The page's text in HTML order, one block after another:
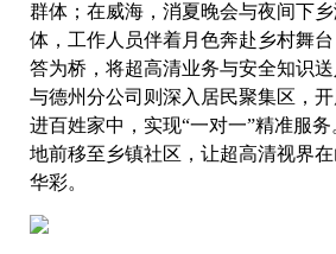
群体；在威海，消夏晚会与夜间下
体，工作人员伴着月色奔赴乡村舞
答为桥，将超高清业务与安全知识
与德州分公司则深入居民聚集区，
进百姓家中，实现“一对一”精准服
地前移至乡镇社区，让超高清视界
华彩。